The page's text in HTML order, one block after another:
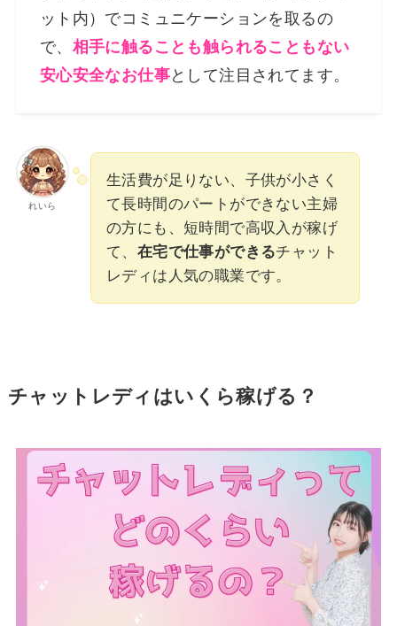
ット内）でコミュニケーションを取るの
で、 相手に触ることも触られることもない
安心安全なお仕事として注目されてます。
れいら
生活費が足りない、子供が小さく
て長時間のパートができない主婦
の方にも、短時間で高収入が稼げ
て、 在宅で仕事ができるチャット
レディは人気の職業です。
チャットレディはいくら稼げる？